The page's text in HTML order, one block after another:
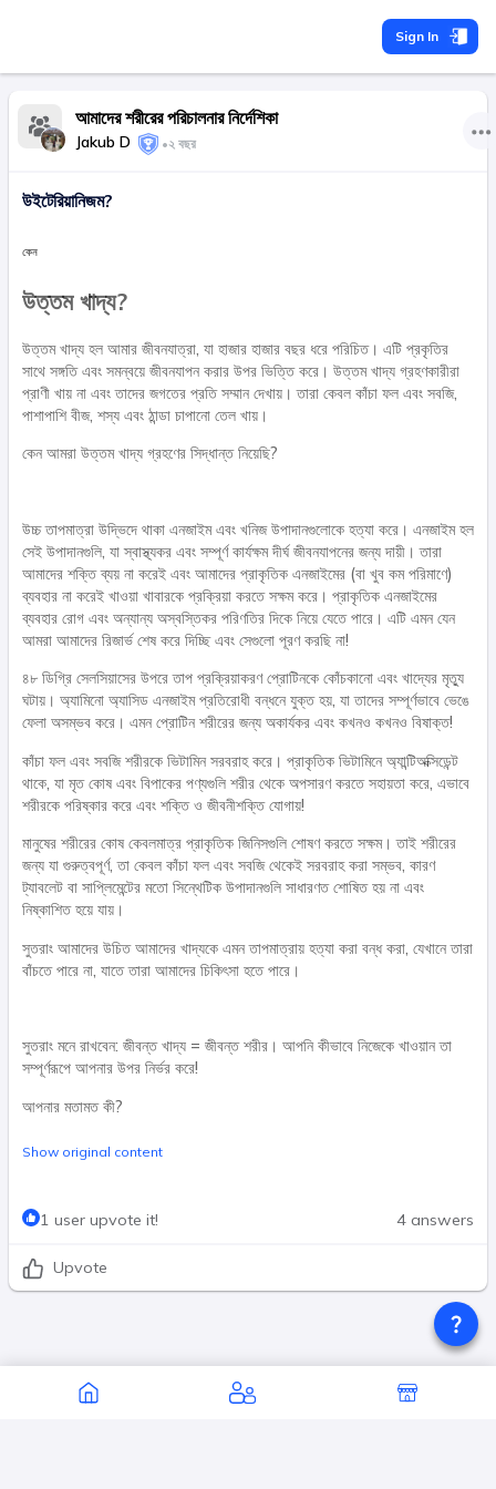
Sign In
আমাদের শরীরের পরিচালনার নির্দেশিকা
Jakub D •২ বছর
উইটেরিয়ানিজম?
কেন
উত্তম খাদ্য?
উত্তম খাদ্য হল আমার জীবনযাত্রা, যা হাজার হাজার বছর ধরে পরিচিত। এটি প্রকৃতির
সাথে সঙ্গতি এবং সমন্বয়ে জীবনযাপন করার উপর ভিত্তি করে। উত্তম খাদ্য গ্রহণকারীরা
প্রাণী খায় না এবং তাদের জগতের প্রতি সম্মান দেখায়। তারা কেবল কাঁচা ফল এবং সবজি,
পাশাপাশি বীজ, শস্য এবং ঠান্ডা চাপানো তেল খায়।
কেন আমরা উত্তম খাদ্য গ্রহণের সিদ্ধান্ত নিয়েছি?​
উচ্চ তাপমাত্রা উদ্ভিদে থাকা এনজাইম এবং খনিজ উপাদানগুলোকে হত্যা করে। এনজাইম হল
সেই উপাদানগুলি, যা স্বাস্থ্যকর এবং সম্পূর্ণ কার্যক্ষম দীর্ঘ জীবনযাপনের জন্য দায়ী। তারা
আমাদের শক্তি ব্যয় না করেই এবং আমাদের প্রাকৃতিক এনজাইমের (বা খুব কম পরিমাণে)
ব্যবহার না করেই খাওয়া খাবারকে প্রক্রিয়া করতে সক্ষম করে। প্রাকৃতিক এনজাইমের
ব্যবহার রোগ এবং অন্যান্য অস্বস্তিকর পরিণতির দিকে নিয়ে যেতে পারে। এটি এমন যেন
আমরা আমাদের রিজার্ভ শেষ করে দিচ্ছি এবং সেগুলো পূরণ করছি না!
৪৮ ডিগ্রি সেলসিয়াসের উপরে তাপ প্রক্রিয়াকরণ প্রোটিনকে কোঁচকানো এবং খাদ্যের মৃত্যু
ঘটায়। অ্যামিনো অ্যাসিড এনজাইম প্রতিরোধী বন্ধনে যুক্ত হয়, যা তাদের সম্পূর্ণভাবে ভেঙে
ফেলা অসম্ভব করে। এমন প্রোটিন শরীরের জন্য অকার্যকর এবং কখনও কখনও বিষাক্ত!
কাঁচা ফল এবং সবজি শরীরকে ভিটামিন সরবরাহ করে। প্রাকৃতিক ভিটামিনে অ্যান্টিঅক্সিডেন্ট
থাকে, যা মৃত কোষ এবং বিপাকের পণ্যগুলি শরীর থেকে অপসারণ করতে সহায়তা করে, এভাবে
শরীরকে পরিষ্কার করে এবং শক্তি ও জীবনীশক্তি যোগায়!
মানুষের শরীরের কোষ কেবলমাত্র প্রাকৃতিক জিনিসগুলি শোষণ করতে সক্ষম। তাই শরীরের
জন্য যা গুরুত্বপূর্ণ, তা কেবল কাঁচা ফল এবং সবজি থেকেই সরবরাহ করা সম্ভব, কারণ
ট্যাবলেট বা সাপ্লিমেন্টের মতো সিন্থেটিক উপাদানগুলি সাধারণত শোষিত হয় না এবং
নিষ্কাশিত হয়ে যায়।
সুতরাং আমাদের উচিত আমাদের খাদ্যকে এমন তাপমাত্রায় হত্যা করা বন্ধ করা, যেখানে তারা
বাঁচতে পারে না, যাতে তারা আমাদের চিকিৎসা হতে পারে।
সুতরাং মনে রাখবেন: জীবন্ত খাদ্য = জীবন্ত শরীর। আপনি কীভাবে নিজেকে খাওয়ান তা
সম্পূর্ণরূপে আপনার উপর নির্ভর করে!
আপনার মতামত কী?
Show original content
1 user upvote it! 4 answers
Upvote